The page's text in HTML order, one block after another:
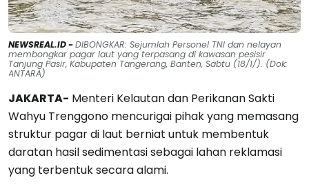
NEWSREAL.ID -DIBONGKAR: Sejumlah Personel TNI dan nelayan
membongkar pagar laut yang terpasang di kawasan pesisir
Tanjung Pasir, Kabupaten Tangerang, Banten, Sabtu (18/1/). (Dok:
ANTARA)
JAKARTA- Menteri Kelautan dan Perikanan Sakti
Wahyu Trenggono mencurigai pihak yang memasang
struktur pagar di laut berniat untuk membentuk
daratan hasil sedimentasi sebagai lahan reklamasi
yang terbentuk secara alami.